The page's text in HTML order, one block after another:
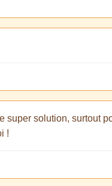
super solution, surtout
!